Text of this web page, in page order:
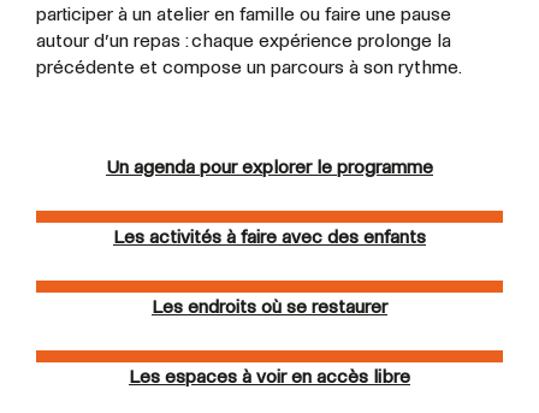
participer à un atelier en famille ou faire une pause
autour d’un repas : chaque expérience prolonge la
précédente et compose un parcours à son rythme.
Un agenda pour explorer le programme
Les activités à faire avec des enfants
Les endroits où se restaurer
Les espaces à voir en accès libre